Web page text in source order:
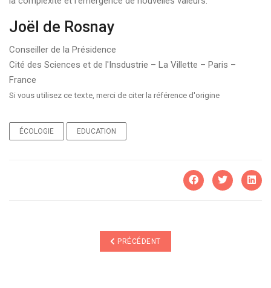
Joël de Rosnay
Conseiller de la Présidence
Cité des Sciences et de l'Insdustrie – La Villette – Paris –
France
Si vous utilisez ce texte, merci de citer la référence d'origine
ÉCOLOGIE EDUCATION
ARTICLE PRÉCÉDENT : BIOLOGIE ET
PRÉCÉDENT